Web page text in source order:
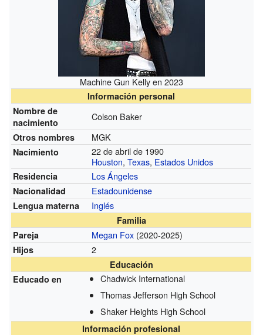
Machine Gun Kelly en 2023
Información personal
Nombre de
nacimiento
Colson Baker
Otros nombres MGK
Nacimiento
22 de abril de 1990
Houston,Texas, Estados Unidos
Residencia Los Ángeles
Nacionalidad Estadounidense
Lengua materna Inglés
Familia
Pareja
Megan Fox (2020-2025)
Hijos 2
Educación
Educado en
Chadwick International
Thomas Jefferson High School
Shaker Heights High School
Información profesional